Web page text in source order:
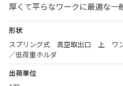
厚くて平らなワークに最適な一
形状
スプリング式 真空取出口 上 ワ
／低荷重ホルダ
出荷単位